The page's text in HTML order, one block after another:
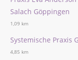
Salach Göppingen
1,09 km
Systemische Praxis
4,85 km